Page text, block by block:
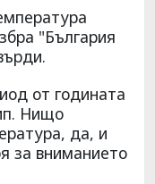
"България
от годината
Нищо
да, и
за вниманието